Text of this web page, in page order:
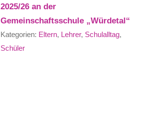
2025/26 an der
Gemeinschaftsschule „Würdetal“
Kategorien: Eltern, Lehrer, Schulalltag,
Schüler